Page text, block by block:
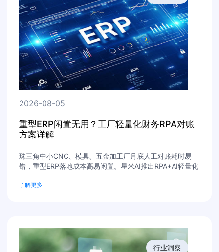
2026-08-05
重型ERP闲置无用？工厂轻量化财务RPA对账
方案详解
珠三角中小CNC、模具、五金加工厂月底人工对账耗时易
错，重型ERP落地成本高易闲置。星米AI推出RPA+AI轻量化
水、单据，对账周期压缩至4小时，私有部署保障数据安
了解更多
行业洞察